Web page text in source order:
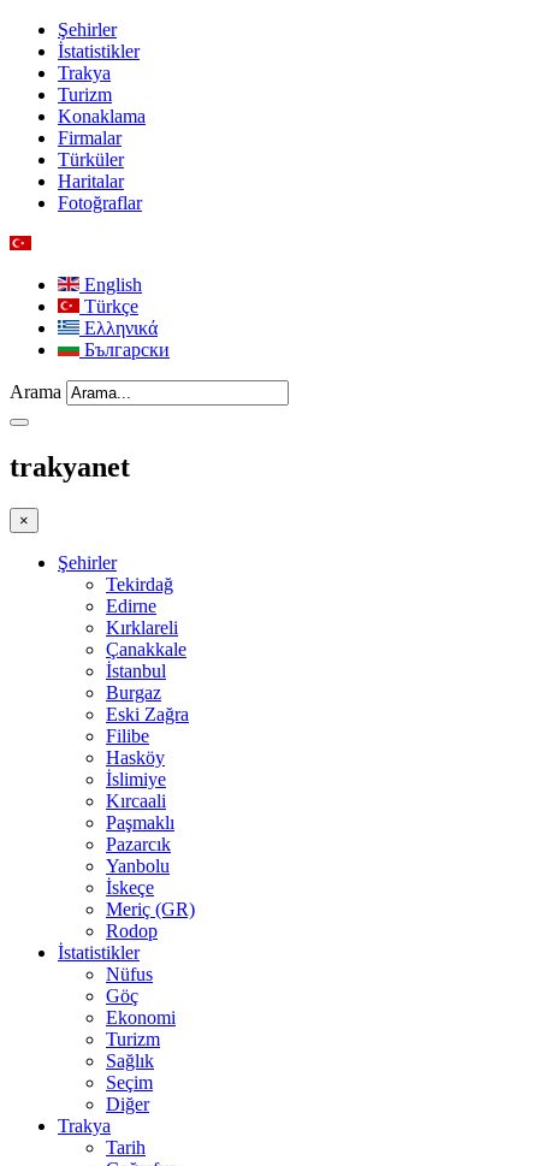
Şehirler
İstatistikler
Trakya
Turizm
Konaklama
Firmalar
Türküler
Haritalar
Fotoğraflar
English
Türkçe
Ελληνικά
Български
Arama
trakyanet
×
Şehirler
Tekirdağ
Edirne
Kırklareli
Çanakkale
İstanbul
Burgaz
Eski Zağra
Filibe
Hasköy
İslimiye
Kırcaali
Paşmaklı
Pazarcık
Yanbolu
İskeçe
Meriç (GR)
Rodop
İstatistikler
Nüfus
Göç
Ekonomi
Turizm
Sağlık
Seçim
Diğer
Trakya
Tarih